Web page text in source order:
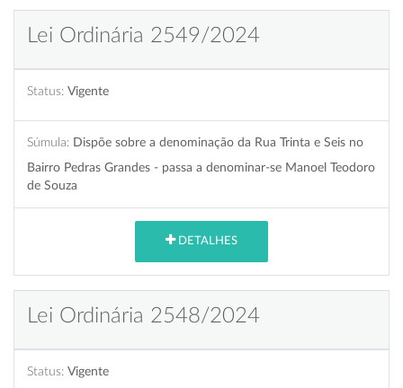
Lei Ordinária 2549/2024
Status: Vigente
Súmula: Dispõe sobre a denominação da Rua Trinta e Seis no
Bairro Pedras Grandes - passa a denominar-se Manoel Teodoro
de Souza
DETALHES
Lei Ordinária 2548/2024
Status: Vigente